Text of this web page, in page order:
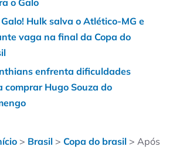
Hulk salva o Atlético-MG e
vaga na final da Copa do
enfrenta dificuldades
comprar Hugo Souza do
> Brasil > Copa do brasil > Após